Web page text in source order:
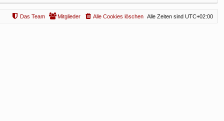
Alle Zeiten sind UTC+02:00
Alle Cookies löschen
Mitglieder
Das Team